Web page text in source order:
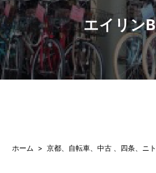
エイリン
ホーム 京都、自転車、中古 、四条、ニ